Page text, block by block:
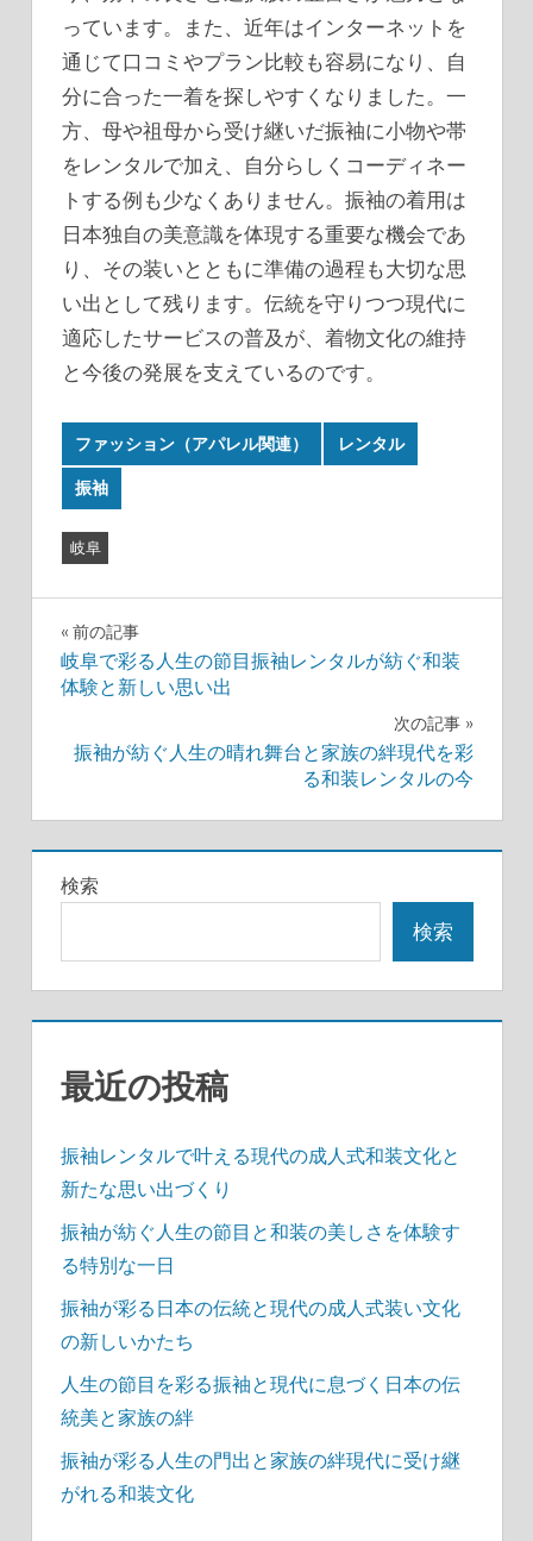
っています。また、近年はインターネットを
通じて口コミやプラン比較も容易になり、自
分に合った一着を探しやすくなりました。一
方、母や祖母から受け継いだ振袖に小物や帯
をレンタルで加え、自分らしくコーディネー
トする例も少なくありません。振袖の着用は
日本独自の美意識を体現する重要な機会であ
り、その装いとともに準備の過程も大切な思
い出として残ります。伝統を守りつつ現代に
適応したサービスの普及が、着物文化の維持
と今後の発展を支えているのです。
ファッション（アパレル関連） レンタル
振袖
岐阜
投
稿
ゲ
ー
シ
ョ
ン
前の記事
岐阜で彩る人生の節目振袖レンタルが紡ぐ和装
体験と新しい思い出
次の記事
振袖が紡ぐ人生の晴れ舞台と家族の絆現代を彩
る和装レンタルの今
検索
検索
最近の投稿
振袖レンタルで叶える現代の成人式和装文化と
新たな思い出づくり
振袖が紡ぐ人生の節目と和装の美しさを体験す
る特別な一日
振袖が彩る日本の伝統と現代の成人式装い文化
の新しいかたち
人生の節目を彩る振袖と現代に息づく日本の伝
統美と家族の絆
振袖が彩る人生の門出と家族の絆現代に受け継
がれる和装文化